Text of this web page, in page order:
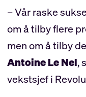
– Vår raske
om å tilby flere
men om å tilby
Antoine Le Nel,
vekstsjef i